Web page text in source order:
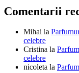
Comentarii
Mihai la
celebre
Cristina la
celebre
nicoleta la